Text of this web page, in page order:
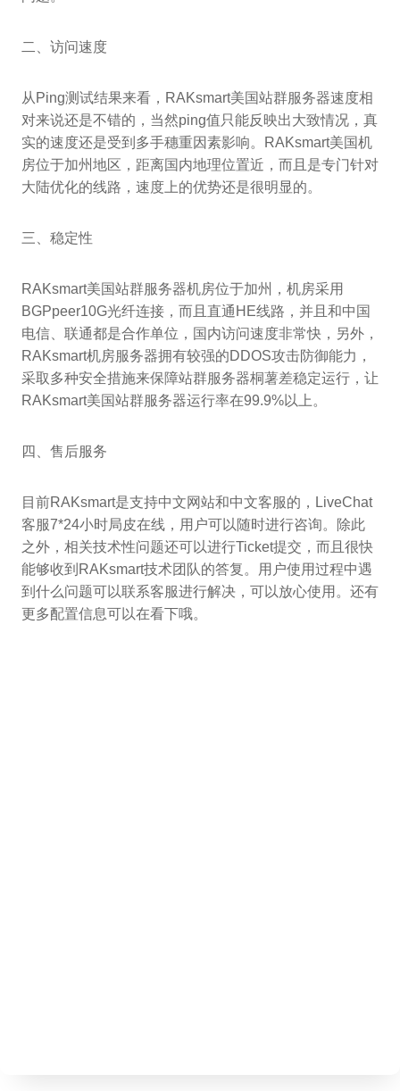
二、访问速度
从Ping测试结果来看，RAKsmart美国站群服务器速度相
对来说还是不错的，当然ping值只能反映出大致情况，真
实的速度还是受到多手穗重因素影响。RAKsmart美国机
房位于加州地区，距离国内地理位置近，而且是专门针对
大陆优化的线路，速度上的优势还是很明显的。
三、稳定性
RAKsmart美国站群服务器机房位于加州，机房采用
BGPpeer10G光纤连接，而且直通HE线路，并且和中国
电信、联通都是合作单位，国内访问速度非常快，另外，
RAKsmart机房服务器拥有较强的DDOS攻击防御能力，
采取多种安全措施来保障站群服务器桐薯差稳定运行，让
RAKsmart美国站群服务器运行率在99.9%以上。
四、售后服务
目前RAKsmart是支持中文网站和中文客服的，LiveChat
客服7*24小时局皮在线，用户可以随时进行咨询。除此
之外，相关技术性问题还可以进行Ticket提交，而且很快
能够收到RAKsmart技术团队的答复。用户使用过程中遇
到什么问题可以联系客服进行解决，可以放心使用。还有
更多配置信息可以在看下哦。